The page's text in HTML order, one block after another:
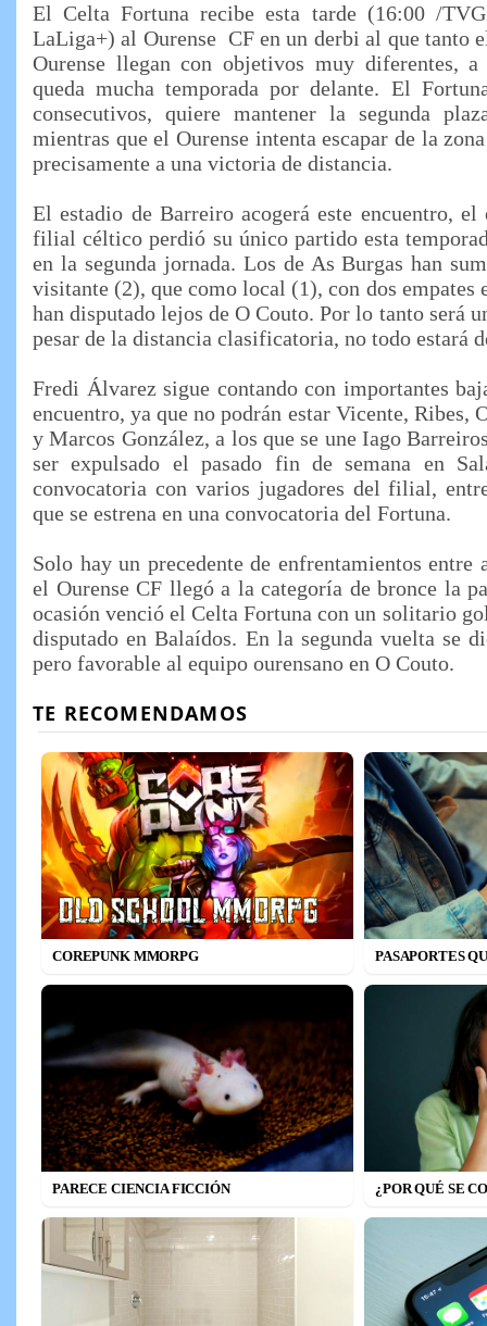
El Celta Fortuna recibe esta tarde (16:00 /
LaLiga+) al Ourense CF en un derbi al que tanto
Ourense llegan con objetivos muy diferentes,
queda mucha temporada por delante. El
consecutivos, quiere mantener la segunda
mientras que el Ourense intenta escapar de la
precisamente a una victoria de distancia.
El estadio de Barreiro acogerá este encuentro,
filial céltico perdió su único partido esta
en la segunda jornada. Los de As Burgas han
visitante (2), que como local (1), con dos empates
han disputado lejos de O Couto. Por lo tanto será
pesar de la distancia clasificatoria, no todo estará
Fredi Álvarez sigue contando con importantes
encuentro, ya que no podrán estar Vicente, Ribes,
y Marcos González, a los que se une Iago
ser expulsado el pasado fin de semana en
convocatoria con varios jugadores del filial,
que se estrena en una convocatoria del Fortuna.
Solo hay un precedente de enfrentamientos entre
el Ourense CF llegó a la categoría de bronce la
ocasión venció el Celta Fortuna con un solitario
disputado en Balaídos. En la segunda vuelta se
pero favorable al equipo ourensano en O Couto.
COREPUNK MMORPG PASAPORTES
PARECE CIENCIA FICCIÓN ¿POR QUÉ SE